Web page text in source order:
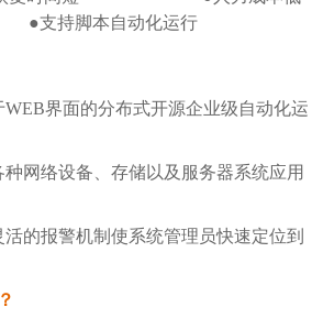
●支持脚本自动化运行
界面的分布式开源企业级自动化运
网络设备、存储以及服务器系统应用
的报警机制使系统管理员快速定位到